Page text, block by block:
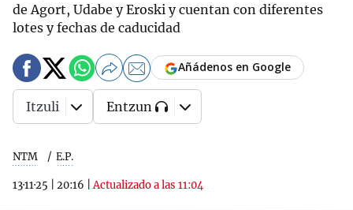
de Agort, Udabe y Eroski y cuentan con diferentes
lotes y fechas de caducidad
NTM E.P.
13·11·25 20:16 |Actualizado a las 11:04
Añádenos en Google
Itzuli Entzun